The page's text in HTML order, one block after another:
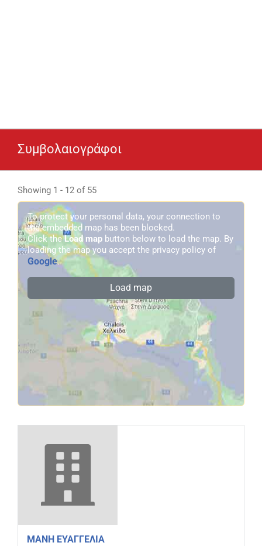
Συμβολαιογράφοι
Showing 1 - 12 of 55
ΜΑΝΗ ΕΥΑΓΓΕΛΙΑ
To protect your personal data, your connection to
the embedded map has been blocked.
Click theLoad map button below to load the map. By
loading the map you accept the privacy policy of
Google.
Load map